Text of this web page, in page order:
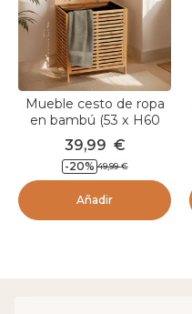
Mueble cesto de ropa
en bambú (53 x H60
cm) Armonía Natural
39,99 €
-20% 49,99 €
Añadir